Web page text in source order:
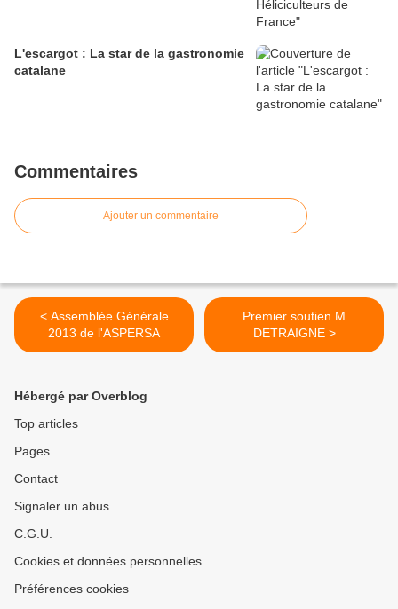
L'escargot : La star de la gastronomie
catalane
Commentaires
Ajouter un commentaire
< Assemblée Générale
2013 de l'ASPERSA
Premier soutien M
DETRAIGNE >
Hébergé par Overblog
Top articles
Pages
Contact
Signaler un abus
C.G.U.
Cookies et données personnelles
Préférences cookies